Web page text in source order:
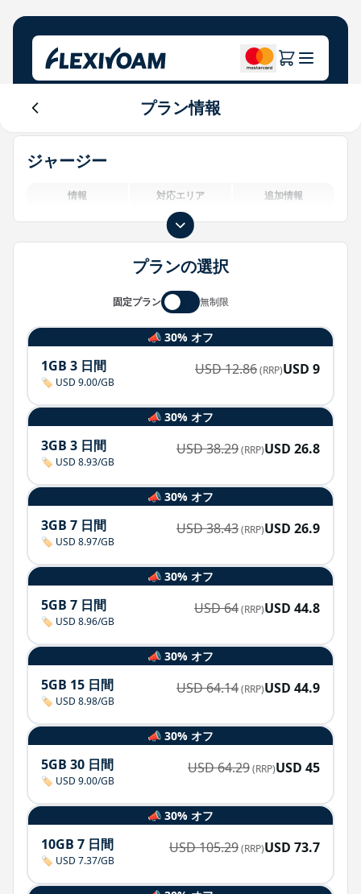
プランを探索する
投資家向け情報
IoTソリューション
ブランド向け
Login
プラン情報
ジャージー
情報 対応エリア 追加情報
プランの選択
固定プラン 無制限
📣 30% オフ
1GB 3 日間
🏷️ USD 9.00/GB
USD12.86(RRP)USD 9
📣 30% オフ
3GB 3 日間
🏷️ USD 8.93/GB
USD38.29(RRP)USD 26.8
📣 30% オフ
3GB 7 日間
🏷️ USD 8.97/GB
USD38.43(RRP)USD 26.9
📣 30% オフ
5GB 7 日間
🏷️ USD 8.96/GB
USD64(RRP)USD 44.8
📣 30% オフ
5GB 15 日間
🏷️ USD 8.98/GB
USD64.14(RRP)USD 44.9
📣 30% オフ
5GB 30 日間
🏷️ USD 9.00/GB
USD64.29(RRP)USD 45
📣 30% オフ
10GB 7 日間
🏷️ USD 7.37/GB
USD105.29(RRP)USD 73.7